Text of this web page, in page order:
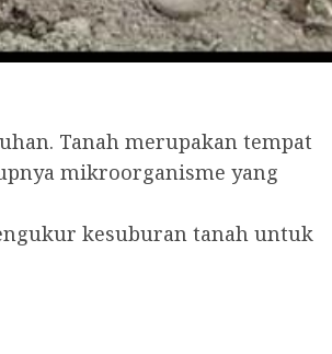
Tanah merupakan tempat
mikroorganisme yang
kesuburan tanah untuk